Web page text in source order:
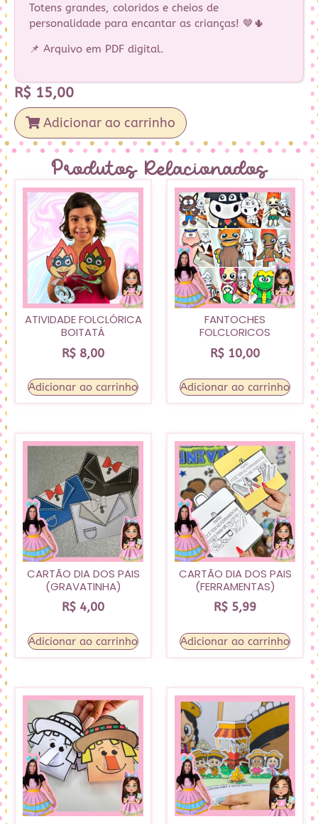
Totens grandes, coloridos e cheios de
personalidade para encantar as crianças! 🤎🌵
📌 Arquivo em PDF digital.
R$ 15,00
Adicionar ao carrinho
Produtos Relacionados
ATIVIDADE FOLCLÓRICA
BOITATÁ
R$ 8,00
Adicionar ao carrinho
FANTOCHES
FOLCLORICOS
R$ 10,00
Adicionar ao carrinho
CARTÃO DIA DOS PAIS
(GRAVATINHA)
R$ 4,00
Adicionar ao carrinho
CARTÃO DIA DOS PAIS
(FERRAMENTAS)
R$ 5,99
Adicionar ao carrinho